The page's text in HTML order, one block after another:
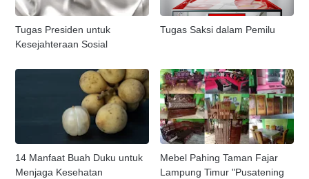
Tugas Presiden untuk
Kesejahteraan Sosial
Tugas Saksi dalam Pemilu
14 Manfaat Buah Duku untuk
Menjaga Kesehatan
Mebel Pahing Taman Fajar
Lampung Timur "Pusatening